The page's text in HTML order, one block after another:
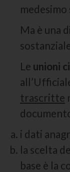
medesimo
Ma è una
Le unioni
trascritte
i dati
la scelta
base è la